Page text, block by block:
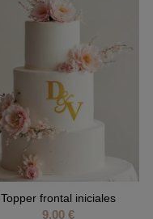
Topper frontal iniciales
9,00 €